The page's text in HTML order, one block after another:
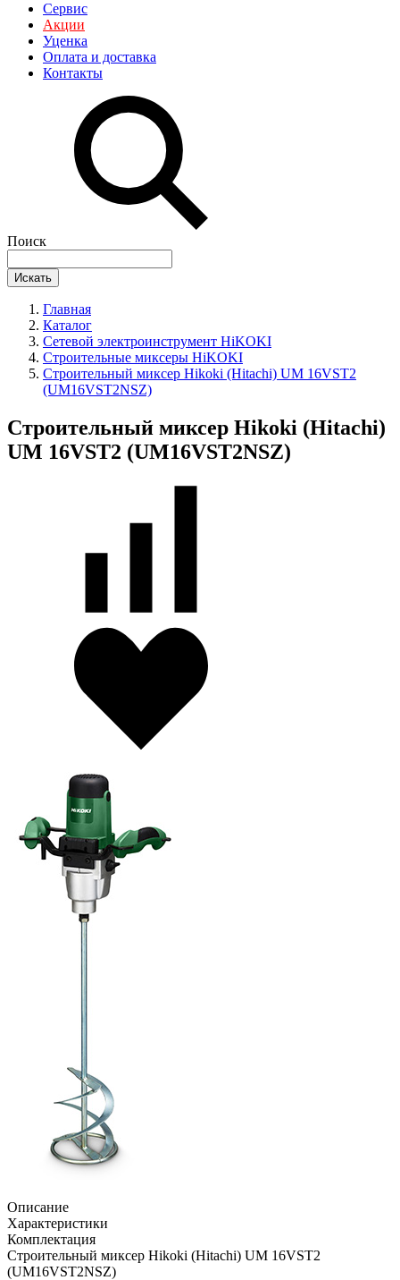
Сервис
Акции
Уценка
Оплата и доставка
Контакты
Поиск
Искать
Главная
Каталог
Сетевой электроинструмент HiKOKI
Строительные миксеры HiKOKI
Строительный миксер Hikoki (Hitachi) UM 16VST2
(UM16VST2NSZ)
Строительный миксер Hikoki (Hitachi)
UM 16VST2 (UM16VST2NSZ)
Описание
Характеристики
Комплектация
Строительный миксер Hikoki (Hitachi) UM 16VST2
(UM16VST2NSZ)